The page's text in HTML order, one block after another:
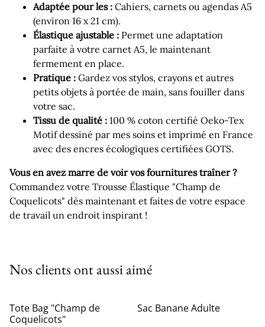
Adaptée pour les : Cahiers, carnets ou agendas A5
(environ 16 x 21 cm).
Élastique ajustable : Permet une adaptation
parfaite à votre carnet A5, le maintenant
fermement en place.
Pratique : Gardez vos stylos, crayons et autres
petits objets à portée de main, sans fouiller dans
votre sac.
Tissu de qualité : 100 % coton certifié Oeko-Tex
Motif dessiné par mes soins et imprimé en France
avec des encres écologiques certifiées GOTS.
Vous en avez marre de voir vos fournitures traîner ?
Commandez votre Trousse Élastique "Champ de
Coquelicots" dès maintenant et faites de votre espace
de travail un endroit inspirant !
Nos clients ont aussi aimé
Tote Bag "Champ de
Coquelicots"
Sac Banane Adulte